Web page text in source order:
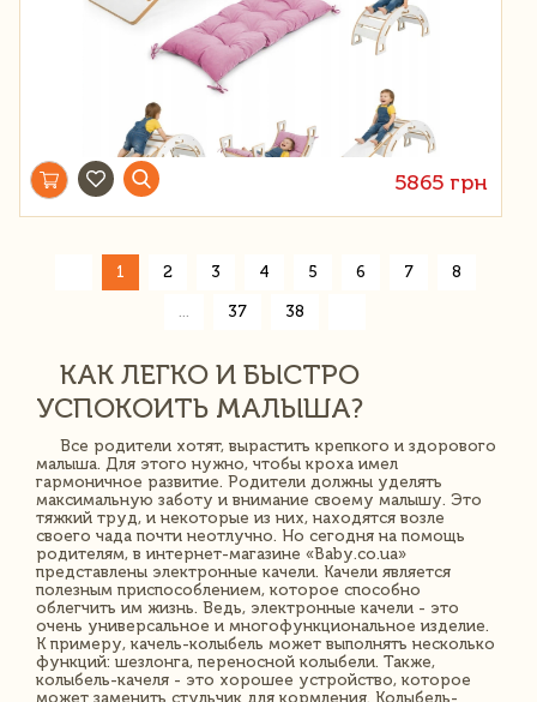
5865 грн
1 2 3 4 5 6 7 8
37 38
КАК ЛЕГКО И БЫСТРО
УСПОКОИТЬ МАЛЫША?
Все родители хотят, вырастить крепкого и здорового
малыша. Для этого нужно, чтобы кроха имел
гармоничное развитие. Родители должны уделять
максимальную заботу и внимание своему малышу. Это
тяжкий труд, и некоторые из них, находятся возле
своего чада почти неотлучно. Но сегодня на помощь
родителям, в интернет-магазине «Baby.co.ua»
представлены электронные качели. Качели является
полезным приспособлением, которое способно
облегчить им жизнь. Ведь, электронные качели - это
очень универсальное и многофункциональное изделие.
К примеру, качель-колыбель может выполнять несколько
функций: шезлонга, переносной колыбели. Также,
колыбель-качеля - это хорошее устройство, которое
может заменить стульчик для кормления. Колыбель-